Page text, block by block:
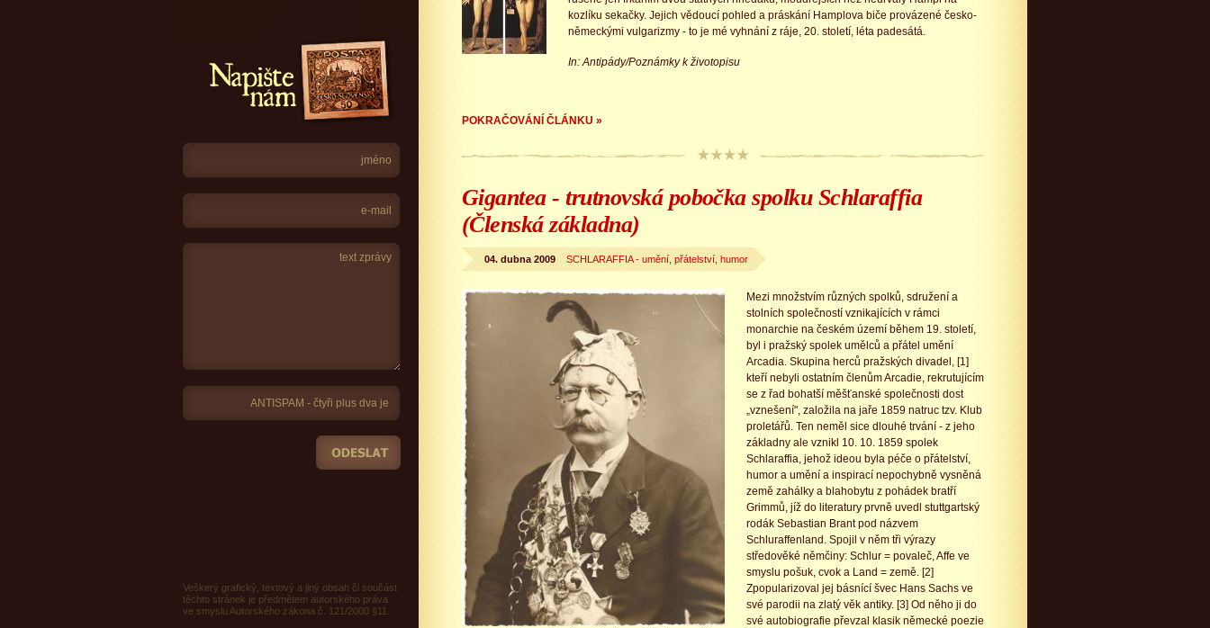
Veškerý grafický, textový a jiný obsah či součást
těchto stránek je předmětem autorského práva
ve smyslu Autorského zákona č. 121/2000 §11.
kozlíku sekačky. Jejich vědoucí pohled a práskání Hamplova biče provázené česko-
německými vulgarizmy - to je mé vyhnání z ráje, 20. století, léta padesátá.
In: Antipády/Poznámky k životopisu
POKRAČOVÁNÍ ČLÁNKU »
Gigantea - trutnovská pobočka spolku Schlaraffia
(Členská základna)
04. dubna 2009 SCHLARAFFIA - umění, přátelství, humor
Mezi množstvím různých spolků, sdružení a
stolních společností vznikajících v rámci
monarchie na českém území během 19. století,
byl i pražský spolek umělců a přátel umění
Arcadia. Skupina herců pražských divadel, [1]
kteří nebyli ostatním členům Arcadie, rekrutujícím
se z řad bohatší měšťanské společnosti dost
„vznešení", založila na jaře 1859 natruc tzv. Klub
proletářů. Ten neměl sice dlouhé trvání - z jeho
základny ale vznikl 10. 10. 1859 spolek
Schlaraffia, jehož ideou byla péče o přátelství,
humor a umění a inspirací nepochybně vysněná
země zahálky a blahobytu z pohádek bratří
Grimmů, jíž do literatury prvně uvedl stuttgartský
rodák Sebastian Brant pod názvem
Schluraffenland. Spojil v něm tři výrazy
středověké němčiny: Schlur = povaleč, Affe ve
smyslu pošuk, cvok a Land = země. [2]
Zpopularizoval jej básnící švec Hans Sachs ve
své parodii na zlatý věk antiky. [3] Od něho ji do
své autobiografie převzal klasik německé poezie